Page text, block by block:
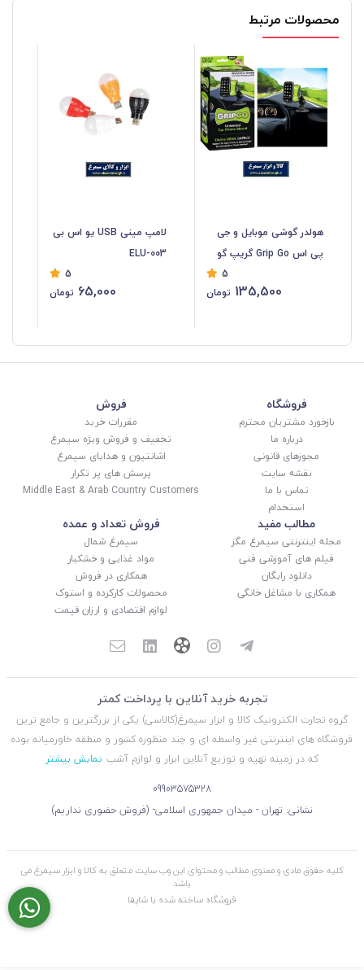
محصولات مرتبط
هولدر گوشی موبایل و جی
پی اس Grip Go گریپ گو
خارجی جعبه دار فروش تک و
5
135,500 تومان
لامپ مینی USB یو اس بی
ELU-003
5
65,000 تومان
فروشگاه
بازخورد مشتریان محترم
درباره ما
مجوزهای قانونی
نقشه سایت
تماس با ما
استخدام
فروش
مقررات خرید
تخفیف و فروش ویژه سیمرغ
اشانتیون و هدایای سیمرغ
پرسش های پر تکرار
Middle East & Arab Country Customers
مطالب مفید
مجله اینترنتی سیمرغ مگز
فیلم های آموزشی فنی
دانلود رایگان
همکاری با مشاغل خانگی
فروش تعداد و عمده
سیمرغ شمال
مواد غذایی و خشکبار
همکاری در فروش
محصولات کارکرده و استوک
لوازم اقتصادی و ارزان قیمت
تجربه خرید آنلاین با پرداخت کمتر
گروه تجارت الکترونیک کالا و ابزار سیمرغ(کالاسی) یکی از بزرگترین و جامع ترین
فروشگاه های اینترنتی غیر واسطه ای و چند منظوره کشور و منطقه خاورمیانه بوده
که در زمینه تهیه و توزیع آنلاین ابزار و لوازم آشپ نمایش بیشتر
09903575328
نشانی: تهران - میدان جمهوری اسلامی- (فروش حضوری نداریم)
کلیه حقوق مادی و معنوی مطالب و محتوای این وب سایت متعلق به کالا و ابزار سیمرغ می
باشد
فروشگاه ساخته شده با شاپفا